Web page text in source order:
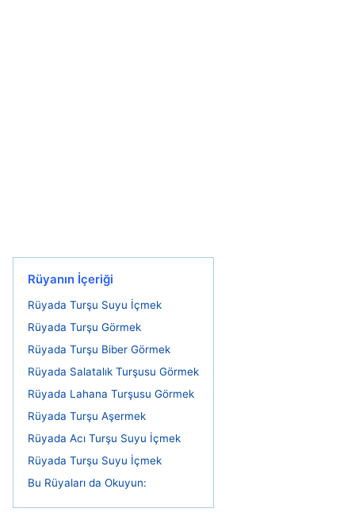
Rüyanın İçeriği
Rüyada Turşu Suyu İçmek
Rüyada Turşu Görmek
Rüyada Turşu Biber Görmek
Rüyada Salatalık Turşusu Görmek
Rüyada Lahana Turşusu Görmek
Rüyada Turşu Aşermek
Rüyada Acı Turşu Suyu İçmek
Rüyada Turşu Suyu İçmek
Bu Rüyaları da Okuyun: